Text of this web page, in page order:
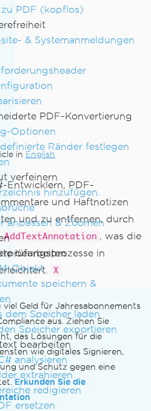
zu PDF (kopflos)
& Systemanmeldungen
PDF-Konvertierung
Optionen
Ränder festlegen
verfeinern
hinzufügen.
anpassen & Zoomen
bearbeiten
Objekt
speichern &
dem Speicher laden
Speicher exportieren
bearbeiten
analysieren
extrahieren
redigieren
ersetzen
in English
Entwicklern, PDF-
und Haftnotizen
und zu entfernen, durch
AddTextAnnotation , was die
in
X
Geld für Jahresabonnements
aus. Ziehen Sie
das Lösungen für die
wie digitales Signieren,
und Schutz gegen eine
Erkunden Sie die